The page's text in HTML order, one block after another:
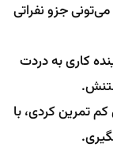
جزو نفراتی
کاری به دردت
تمرین کردی، با